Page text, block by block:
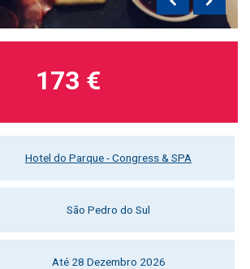
Hotel do Parque - Congress & SPA
São Pedro do Sul
Até 28 Dezembro 2026
173 €